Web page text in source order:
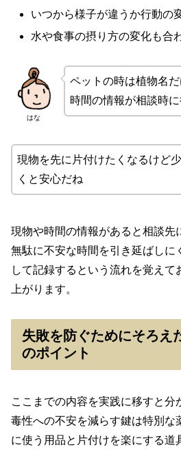
いつから様子が違うか行動の
水や食事の摂り方の変化も合
はな
ペットの時は植物名
時間の情報が相談時
現物を先に片付けたくなるけど
くと安心だね
現物や時間の情報があると相談先
無駄に不安な時間を引き延ばしに
して記録するという流れを覚え
上がります。
失敗を防ぐためにそろえ
のポイント
ここまでの内容を実践に移すと分
毒性への不安を減らす鍵は特別な
に使う用品と片付けを楽にする道